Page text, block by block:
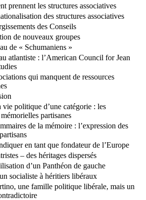
prennent les structures associatives
des structures associatives
des Conseils
de nouveaux groupes
de « Schumaniens »
atlantiste : l’American Council for Jean
qui manquent de ressources
politique d’une catégorie : les
partisanes
de la mémoire : l’expression des
en tant que fondateur de l’Europe
– des héritages dispersés
d’un Panthéon de gauche
socialiste à héritiers libéraux
une famille politique libérale, mais un